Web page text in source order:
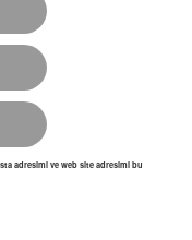
adresimi ve web site adresimi bu